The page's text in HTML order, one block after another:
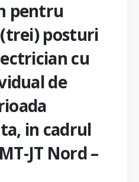
pentru
posturi
cu
de
in cadrul
JT Nord –